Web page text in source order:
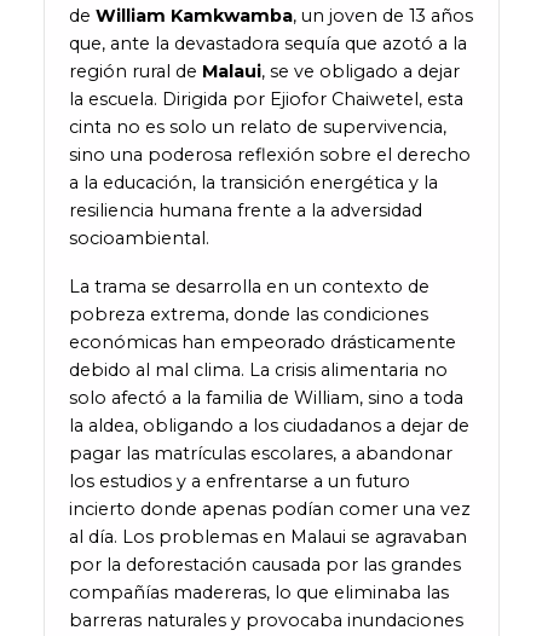
de William Kamkwamba, un joven de 13 años
que, ante la devastadora sequía que azotó a la
región rural de Malaui, se ve obligado a dejar
la escuela. Dirigida por Ejiofor Chaiwetel, esta
cinta no es solo un relato de supervivencia,
sino una poderosa reflexión sobre el derecho
a la educación, la transición energética y la
resiliencia humana frente a la adversidad
socioambiental.
La trama se desarrolla en un contexto de
pobreza extrema, donde las condiciones
económicas han empeorado drásticamente
debido al mal clima. La crisis alimentaria no
solo afectó a la familia de William, sino a toda
la aldea, obligando a los ciudadanos a dejar de
pagar las matrículas escolares, a abandonar
los estudios y a enfrentarse a un futuro
incierto donde apenas podían comer una vez
al día. Los problemas en Malaui se agravaban
por la deforestación causada por las grandes
compañías madereras, lo que eliminaba las
barreras naturales y provocaba inundaciones